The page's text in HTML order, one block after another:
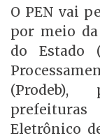
O PEN vai
por meio
do Estado
(Prodeb),
Eletrônico